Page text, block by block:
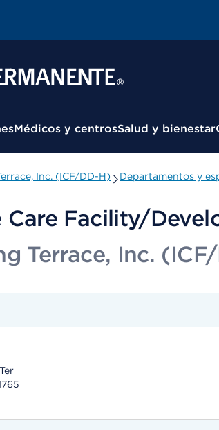
Médicos y centrosSalud y bienestar
Inc. (ICF/DD-H) Departamentos y
Care Facility/
Terrace, Inc.